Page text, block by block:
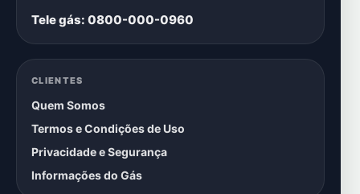
Tele gás: 0800-000-0960
CLIENTES
Quem Somos
Termos e Condições de Uso
Privacidade e Segurança
Informações do Gás